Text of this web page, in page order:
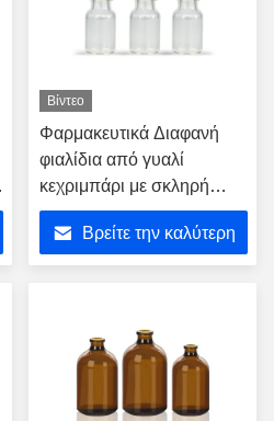
Βίντεο
Φαρμακευτικά Διαφανή
φιαλίδια από γυαλί
κεχριμπάρι με σκληρή
ευελιξία και γυάλινο
σωλήνα 10 ml
Βρείτε την καλύτερη